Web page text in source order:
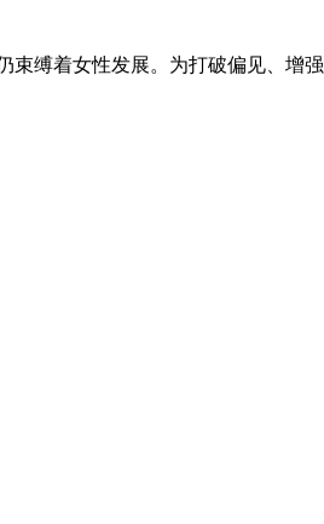
缚着女性发展。为打破偏见、增